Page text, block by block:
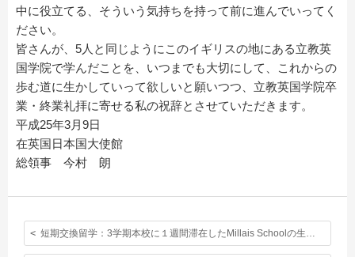
中に役立てる、そういう気持ちを持って前に進んでいってく
ださい。
皆さんが、5人と同じようにこのイギリスの地にある立教英
国学院で学んだことを、いつまでも大切にして、これからの
歩む道に生かしていって欲しいと願いつつ、立教英国学院卒
業・終業礼拝に寄せる私の祝辞とさせていただきます。
平成25年3月9日
在英国日本国大使館
総領事 今村 朗